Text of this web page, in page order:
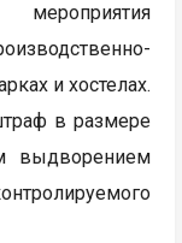
мероприятия
и хостелах.
в размере
выдворением